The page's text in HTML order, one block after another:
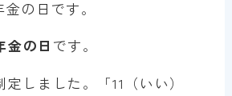
金の日 です。
しました。「11（いい）